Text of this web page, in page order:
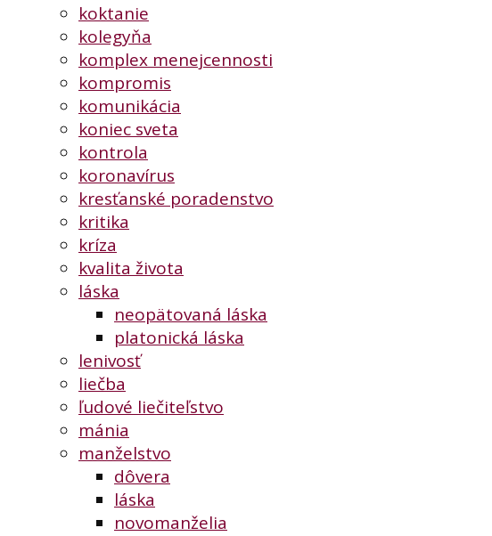
koktanie
kolegyňa
komplex menejcennosti
kompromis
komunikácia
koniec sveta
kontrola
koronavírus
kresťanské poradenstvo
kritika
kríza
kvalita života
láska
neopätovaná láska
platonická láska
lenivosť
liečba
ľudové liečiteľstvo
mánia
manželstvo
dôvera
láska
novomanželia